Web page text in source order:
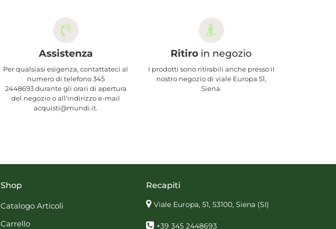
Assistenza
Per qualsiasi esigenza, contattateci al
numero di telefono 345
2448693 durante gli orari di apertura
del negozio o all'indirizzo e-mail
acquisti@mundi.it.
Ritiro in negozio
I prodotti sono ritirabili anche presso il
nostro negozio di viale Europa 51,
Siena.
Shop
Catalogo Articoli
Carrello
Recapiti
Viale Europa, 51, 53100, Siena (SI)
+39 345 2448693